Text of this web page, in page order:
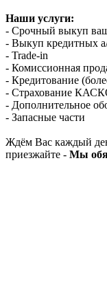
Наши услуги:
- Срочный выкуп
- Выкуп кредитных
- Trade-in
- Комиссионная
- Кредитование
- Страхование
- Дополнительное
- Запасные части
Ждём Вас каждый
приезжайте - Мы